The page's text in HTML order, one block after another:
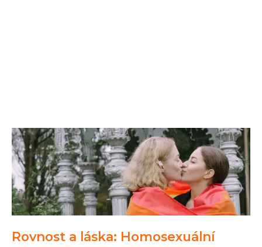
Rovnost a láska: Homosexuální